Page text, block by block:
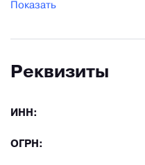
Показать
Реквизиты
ИНН:
ОГРН: